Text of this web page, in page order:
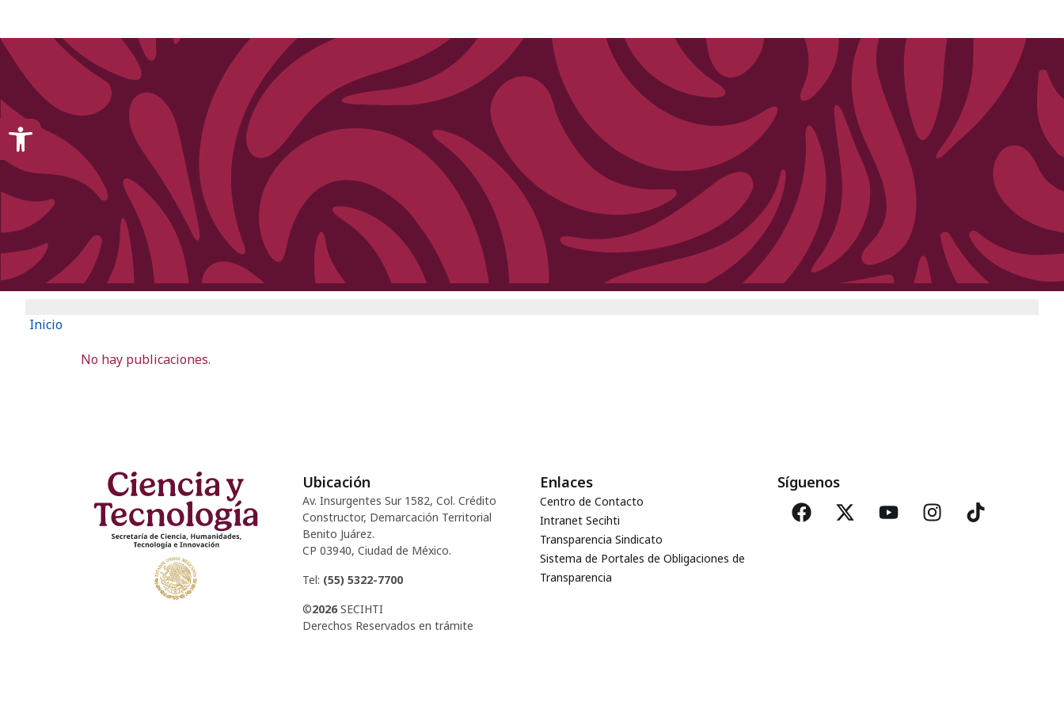
Inicio
No hay publicaciones.
Ubicación
Av. Insurgentes Sur 1582, Col. Crédito
Constructor, Demarcación Territorial
Benito Juárez.
CP 03940, Ciudad de México.
Tel: (55) 5322-7700
©2026 SECIHTI
Derechos Reservados en trámite
Enlaces
Centro de Contacto
Intranet Secihti
Transparencia Sindicato
Sistema de Portales de Obligaciones de
Transparencia
Síguenos
Open toolbar